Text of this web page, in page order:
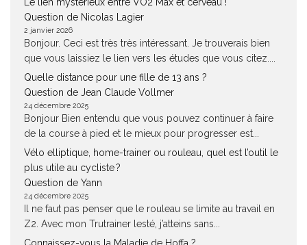
Question de Nicolas Lagier
2 janvier 2026
Bonjour. Ceci est très très intéressant. Je trouverais bien
que vous laissiez le lien vers les études que vous citez....
Quelle distance pour une fille de 13 ans ?
Question de Jean Claude Vollmer
24 décembre 2025
Bonjour Bien entendu que vous pouvez continuer à faire
de la course à pied et le mieux pour progresser est...
Vélo elliptique, home-trainer ou rouleau, quel est l’outil le
plus utile au cycliste ?
Question de Yann
24 décembre 2025
Il ne faut pas penser que le rouleau se limite au travail en
Z2. Avec mon Trutrainer lesté, j’atteins sans...